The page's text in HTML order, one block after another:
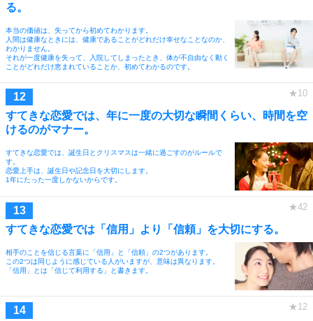
る。
本当の価値は、失ってから初めてわかります。
人間は健康なときには、健康であることがどれだけ幸せなことなのか、
わかりません。
それが一度健康を失って、入院してしまったとき、体が不自由なく動く
ことがどれだけ恵まれていることか、初めてわかるのです。
すてきな恋愛では、年に一度の大切な瞬間くらい、時間を空
けるのがマナー。
すてきな恋愛では、誕生日とクリスマスは一緒に過ごすのがルールで
す。
恋愛上手は、誕生日や記念日を大切にします。
1年にたった一度しかないからです。
すてきな恋愛では「信用」より「信頼」を大切にする。
相手のことを信じる言葉に「信用」と「信頼」の2つがあります。
この2つは同じように感じている人がいますが、意味は異なります。
「信用」とは「信じて利用する」と書きます。